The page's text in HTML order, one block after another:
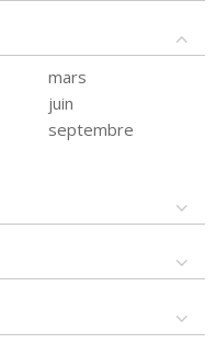
mars
juin
septembre